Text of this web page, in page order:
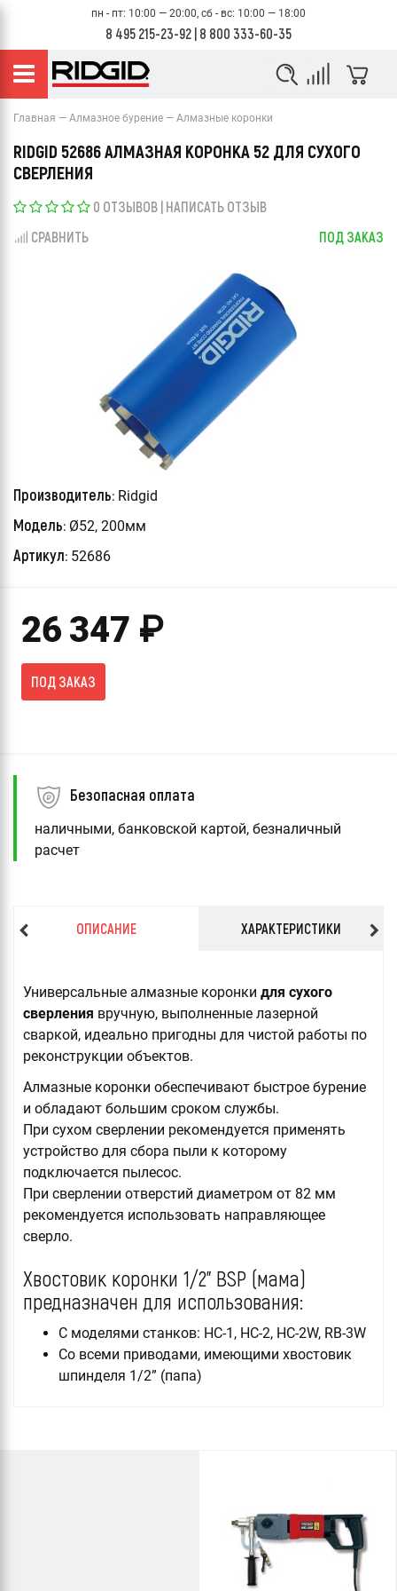
пн - пт: 10:00 — 20:00, сб - вс: 10:00 — 18:00
8 495 215-23-92 | 8 800 333-60-35
Главная Алмазное бурение Алмазные коронки
RIDGID 52686 АЛМАЗНАЯ КОРОНКА 52 ДЛЯ СУХОГО
СВЕРЛЕНИЯ
0 ОТЗЫВОВ | НАПИСАТЬ ОТЗЫВ
СРАВНИТЬ
ПОД ЗАКАЗ
Производитель: Ridgid
Модель: Ø52, 200мм
Артикул: 52686
26 347 ₽
ПОД ЗАКАЗ
Безопасная оплата
наличными, банковской картой, безналичный
расчет
ОПИСАНИЕ ХАРАКТЕРИСТИКИ
Универсальные алмазные коронки для сухого
сверления вручную, выполненные лазерной
сваркой, идеально пригодны для чистой работы по
реконструкции объектов.
Алмазные коронки обеспечивают быстрое бурение
и обладают большим сроком службы.
При сухом сверлении рекомендуется применять
устройство для сбора пыли к которому
подключается пылесос.
При сверлении отверстий диаметром от 82 мм
рекомендуется использовать направляющее
сверло.
Хвостовик коронки 1/2” BSP (мама)
предназначен для использования:
C моделями станков: HC-1, HC-2, HC-2W, RB-3W
Cо всеми приводами, имеющими хвостовик
шпинделя 1/2” (папа)